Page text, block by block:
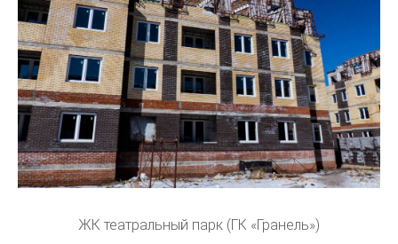
ЖК театральный парк (ГК «Гранель»)